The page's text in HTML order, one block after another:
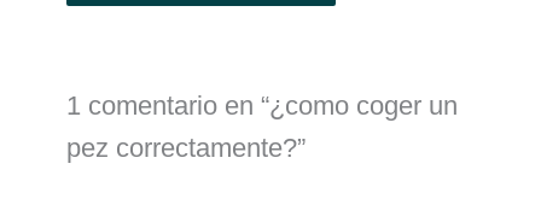
1 comentario en “¿como coger un
pez correctamente?”